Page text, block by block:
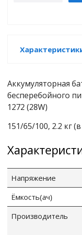
систем
Delta
для газовых и
отопления
котла
Аккумуляторная
бесперебойного
1272 (28W)
151/65/100, 2.2 кг
Напряжение
Ёмкость(ач)
Производитель